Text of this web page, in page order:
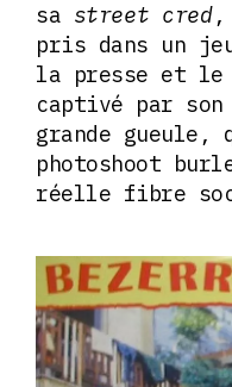
sa street cred,
pris dans un
la presse et
captivé par son
grande gueule,
photoshoot
réelle fibre